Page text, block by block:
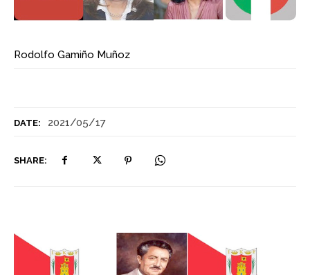
DATE: 2021/05/17
SHARE:
Rodolfo Gamiño Muñoz